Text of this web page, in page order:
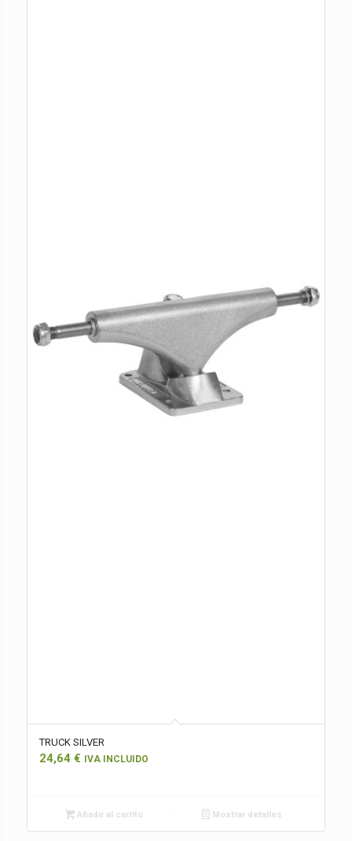
TRUCK SILVER
24,64 € IVA INCLUIDO
Añadir al carrito Mostrar detalles